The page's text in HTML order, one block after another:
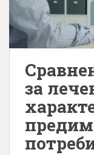
за